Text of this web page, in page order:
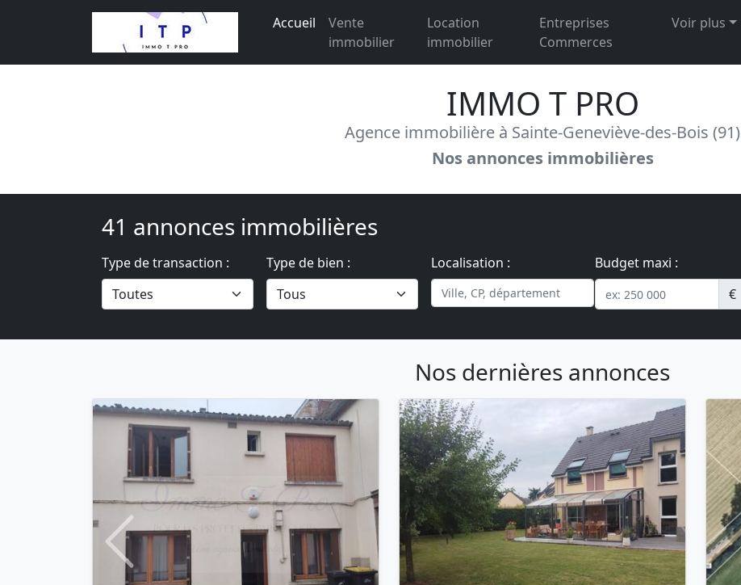
Accueil
Vente
immobilier
Location
immobilier
Entreprises
Commerces
Voir plus
IMMO T PRO
Agence immobilière à Sainte-Geneviève-des-Bois (91)
Nos annonces immobilières
41 annonces immobilières
Type de transaction : Type de bien : Localisation :
Budget maxi :
€
Nos dernières annonces
Previous